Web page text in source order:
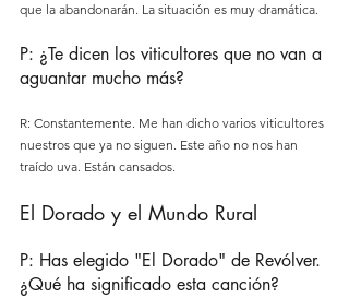
que la abandonarán. La situación es muy dramática.
P: ¿Te dicen los viticultores que no van a
aguantar mucho más?
R: Constantemente. Me han dicho varios viticultores
nuestros que ya no siguen. Este año no nos han
traído uva. Están cansados.
El Dorado y el Mundo Rural
P: Has elegido "El Dorado" de Revólver.
¿Qué ha significado esta canción?